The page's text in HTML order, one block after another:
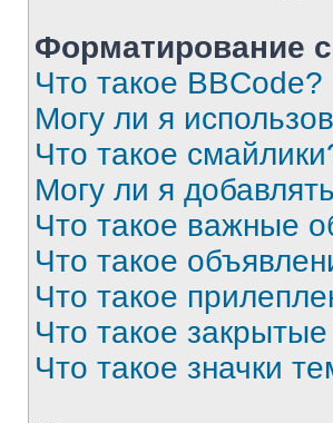
Форматирование
Что такое BBCode?
Могу ли я
Что такое
Могу ли я
Что такое важные
Что такое
Что такое
Что такое
Что такое значки